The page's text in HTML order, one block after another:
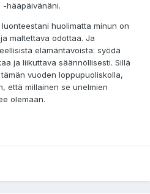
-hääpäivänäni.
huolimatta minun on
maltettava odottaa. Ja
elämäntavoista: syödä
ja liikuttava säännöllisesti. Sillä
vuoden loppupuoliskolla,
että millainen se unelmien
olemaan.